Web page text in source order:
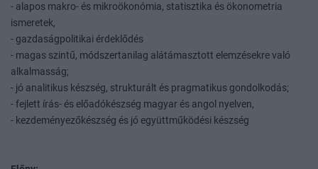
- alapos makro- és mikroökonómia, statisztika és ökonometria
ismeretek,
- gazdaságpolitikai érdeklődés
- magas szintű, módszertanilag alátámasztott elemzésekre való
alkalmasság;
- jó analitikus készség, strukturált és pragmatikus gondolkodás;
- fejlett írás- és előadókészség magyar és angol nyelven,
- kezdeményezőkészség és jó együttműködési készség